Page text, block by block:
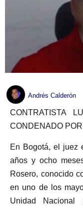
Andrés Calderón
CONTRATISTA
CONDENADO
En Bogotá, el juez
años y ocho
Rosero, conocido
en uno de los
Unidad